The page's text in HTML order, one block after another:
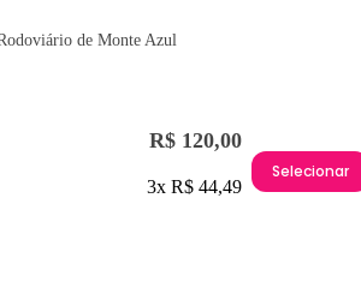
de Monte Azul
R$ 120,00
3x R$ 44,49
Selecionar